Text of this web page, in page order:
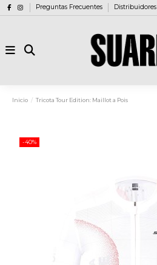
Preguntas Frecuentes Distribuidores
Inicio Tricota Tour Edition: Maillot a Pois
-40%